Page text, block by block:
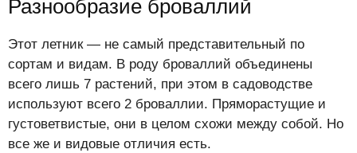
Разнообразие броваллий
Этот летник — не самый представительный по
сортам и видам. В роду броваллий объединены
всего лишь 7 растений, при этом в садоводстве
используют всего 2 броваллии. Пряморастущие и
густоветвистые, они в целом схожи между собой. Но
все же и видовые отличия есть.